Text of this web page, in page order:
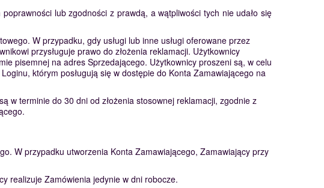
lub zgodności z prawdą, a wątpliwości tych nie udało się
W przypadku, gdy usługi lub inne usługi oferowane przez
przysługuje prawo do złożenia reklamacji. Użytkownicy
pisemnej na adres Sprzedającego. Użytkownicy proszeni są, w celu
którym posługują się w dostępie do Konta Zamawiającego na
w terminie do 30 dni od złożenia stosownej reklamacji, zgodnie z
W przypadku utworzenia Konta Zamawiającego, Zamawiający przy
realizuje Zamówienia jedynie w dni robocze.